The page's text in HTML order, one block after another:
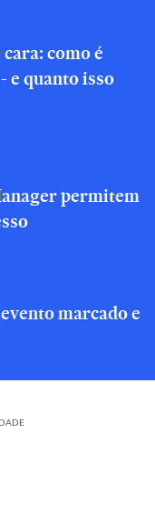
como é
e quanto isso
permitem
marcado e